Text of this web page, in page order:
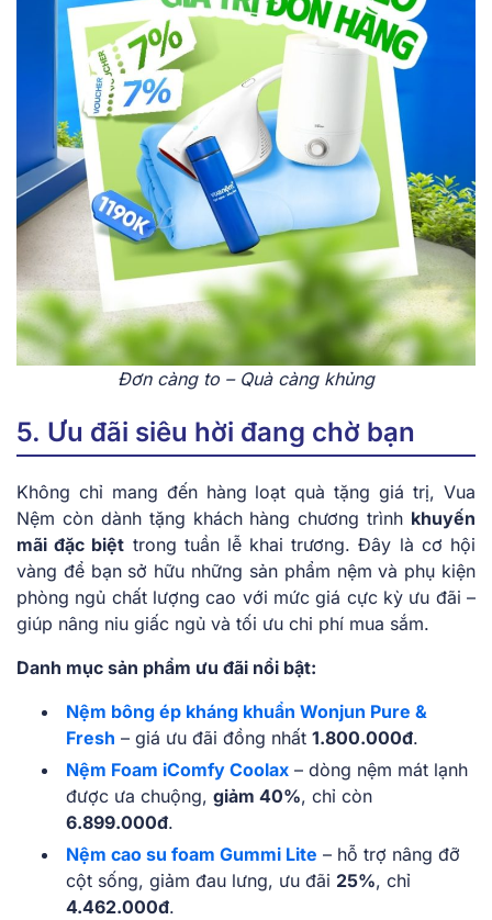
Đơn càng to – Quà càng khủng
5. Ưu đãi siêu hời đang chờ bạn
Không chỉ mang đến hàng loạt quà tặng giá trị, Vua
Nệm còn dành tặng khách hàng chương trình khuyến
mãi đặc biệt trong tuần lễ khai trương. Đây là cơ hội
vàng để bạn sở hữu những sản phẩm nệm và phụ kiện
phòng ngủ chất lượng cao với mức giá cực kỳ ưu đãi –
giúp nâng niu giấc ngủ và tối ưu chi phí mua sắm.
Danh mục sản phẩm ưu đãi nổi bật:
Nệm bông ép kháng khuẩn Wonjun Pure &
Fresh – giá ưu đãi đồng nhất 1.800.000đ.
Nệm Foam iComfy Coolax – dòng nệm mát lạnh
được ưa chuộng, giảm 40%, chỉ còn
6.899.000đ.
Nệm cao su foam Gummi Lite – hỗ trợ nâng đỡ
cột sống, giảm đau lưng, ưu đãi 25%, chỉ
4.462.000đ.